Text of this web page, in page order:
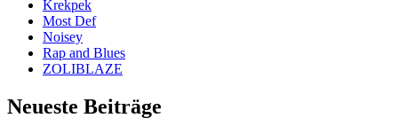
Krekpek
Most Def
Noisey
Rap and Blues
ZOLIBLAZE
Neueste Beiträge